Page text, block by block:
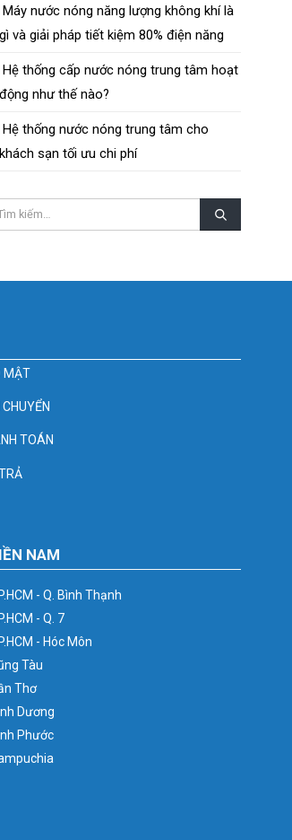
Máy nước nóng năng lượng không khí là
gì và giải pháp tiết kiệm 80% điện năng
Hệ thống cấp nước nóng trung tâm hoạt
động như thế nào?
Hệ thống nước nóng trung tâm cho
khách sạn tối ưu chi phí
MẬT
TOÁN
NAM
- Q. Bình Thạnh
- Q. 7
- Hóc Môn
Tàu
Thơ
Dương
Phước